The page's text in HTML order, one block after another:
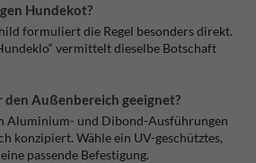
Hundekot?
formuliert die Regel besonders direkt.
vermittelt dieselbe Botschaft
Außenbereich geeignet?
Aluminium- und Dibond-Ausführungen
konzipiert. Wähle ein UV-geschütztes,
passende Befestigung.